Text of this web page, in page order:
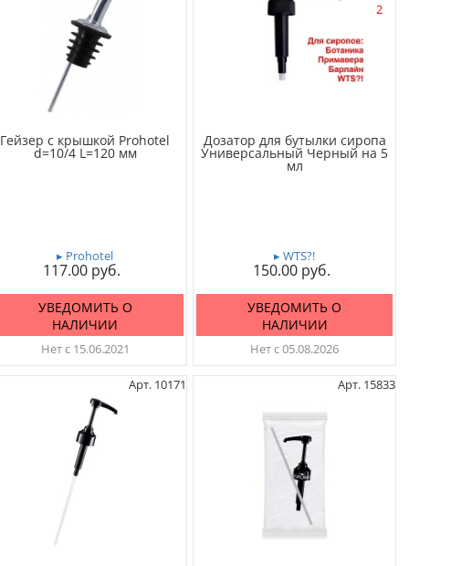
Гейзер с крышкой Prohotel
d=10/4 L=120 мм
▸ Prohotel
117.00
УВЕДОМИТЬ О
НАЛИЧИИ
Нет с 15.06.2021
2
Дозатор для бутылки сиропа
Универсальный Черный на 5
мл
▸ WTS?!
150.00
УВЕДОМИТЬ О
НАЛИЧИИ
Нет с 05.08.2026
Арт. 10171 Арт. 15833